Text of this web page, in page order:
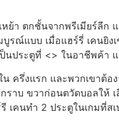
า ตกชั้นจากพรีเมียร์ลีก
รณ์แบบ เมื่อแฮร์รี่ เคนยิ
นประตูที่ <> ในอาชีพค้า
ครึ่งแรก และพวกเขาต้อ
าบ ขวาก่อนตวัดบอลให้
เคนทํา 2 ประตูในเกมที่ส